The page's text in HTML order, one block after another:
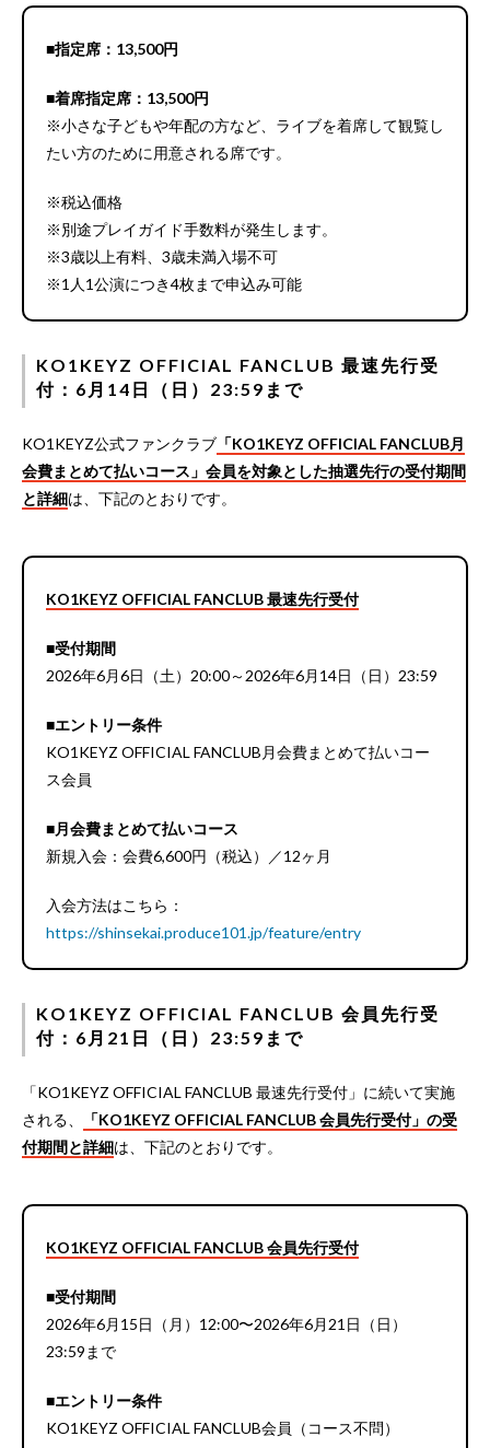
■指定席：13,500円
■着席指定席：13,500円
※小さな子どもや年配の方など、ライブを着席して観覧し
たい方のために用意される席です。
※税込価格
※別途プレイガイド手数料が発生します。
※3歳以上有料、3歳未満入場不可
※1人1公演につき4枚まで申込み可能
KO1KEYZ OFFICIAL FANCLUB 最速先行受
付：6月14日（日）23:59まで
KO1KEYZ公式ファンクラブ 「KO1KEYZ OFFICIAL FANCLUB月
会費まとめて払いコース」会員を対象とした抽選先行の受付期間
と詳細は、下記のとおりです。
KO1KEYZ OFFICIAL FANCLUB 最速先行受付
■受付期間
2026年6月6日（土）20:00～2026年6月14日（日）23:59
■エントリー条件
KO1KEYZ OFFICIAL FANCLUB月会費まとめて払いコー
ス会員
■月会費まとめて払いコース
新規入会：会費6,600円（税込）／12ヶ月
入会方法はこちら：
https://shinsekai.produce101.jp/feature/entry
KO1KEYZ OFFICIAL FANCLUB 会員先行受
付：6月21日（日）23:59まで
「KO1KEYZ OFFICIAL FANCLUB 最速先行受付」に続いて実施
される、
「KO1KEYZ OFFICIAL FANCLUB 会員先行受付」の受
付期間と詳細は、下記のとおりです。
KO1KEYZ OFFICIAL FANCLUB 会員先行受付
■受付期間
2026年6月15日（月）12:00〜2026年6月21日（日）
23:59まで
■エントリー条件
KO1KEYZ OFFICIAL FANCLUB会員（コース不問）